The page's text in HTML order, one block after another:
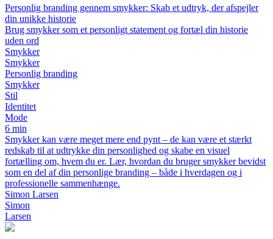
Personlig branding gennem smykker: Skab et udtryk, der afspejler
din unikke historie
Brug smykker som et personligt statement og fortæl din historie
uden ord
Smykker
Smykker
Personlig branding
Smykker
Stil
Identitet
Mode
6 min
Smykker kan være meget mere end pynt – de kan være et stærkt
redskab til at udtrykke din personlighed og skabe en visuel
fortælling om, hvem du er. Lær, hvordan du bruger smykker bevidst
som en del af din personlige branding – både i hverdagen og i
professionelle sammenhænge.
Simon Larsen
Simon
Larsen